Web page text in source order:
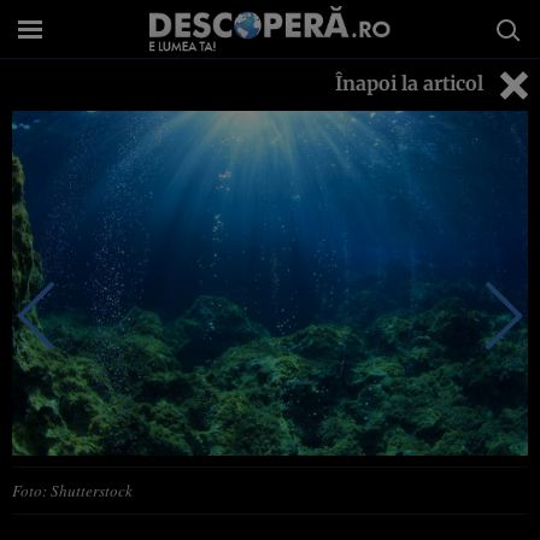
Înapoi la articol
Foto: Shutterstock